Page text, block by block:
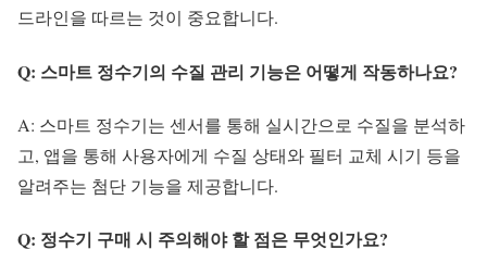
드라인을 따르는 것이 중요합니다.
Q: 스마트 정수기의 수질 관리 기능은 어떻게 작동하나요?
A: 스마트 정수기는 센서를 통해 실시간으로 수질을 분석하
고, 앱을 통해 사용자에게 수질 상태와 필터 교체 시기 등을
알려주는 첨단 기능을 제공합니다.
Q: 정수기 구매 시 주의해야 할 점은 무엇인가요?